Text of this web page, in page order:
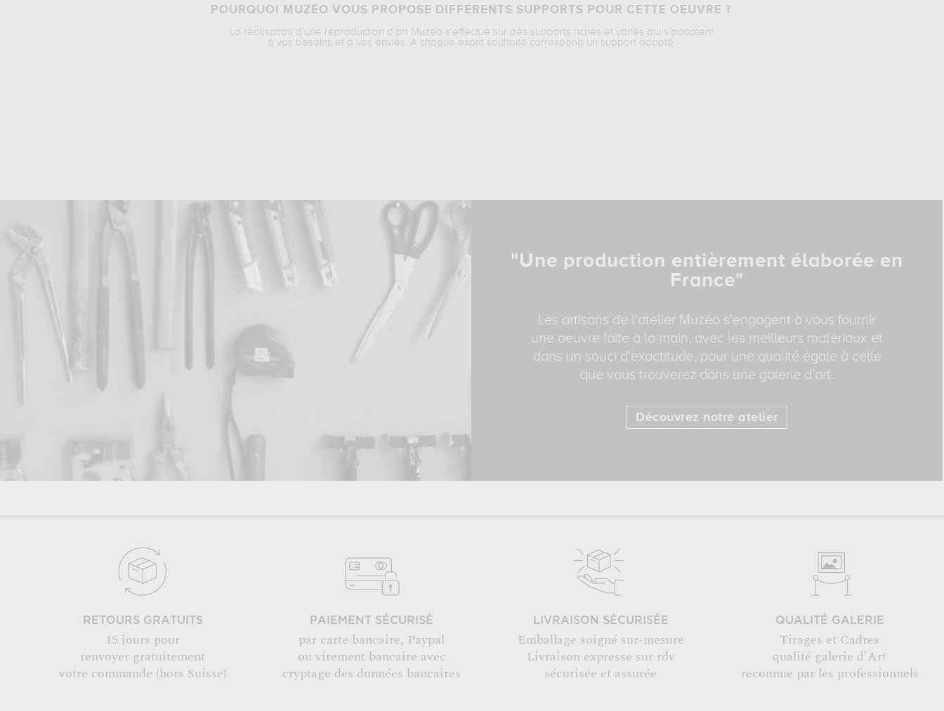
POURQUOI MUZÉO VOUS PROPOSE DIFFÉRENTS SUPPORTS POUR CETTE OEUVRE ?
La réalisation d’une reproduction d’art Muzéo s’effectue sur des supports riches et variés qui s’adaptent
à vos besoins et à vos envies. A chaque esprit souhaité correspond un support adapté.
"Une production entièrement élaborée en
France"
Les artisans de l'atelier Muzéo s'engagent à vous fournir
une oeuvre faite à la main, avec les meilleurs matériaux et
dans un souci d'exactitude, pour une qualité égale à celle
que vous trouverez dans une galerie d'art.
Découvrez notre atelier
RETOURS GRATUITS
15 jours pour
renvoyer gratuitement
votre commande (hors Suisse)
PAIEMENT SÉCURISÉ
par carte bancaire, Paypal
ou virement bancaire avec
cryptage des données bancaires
LIVRAISON SÉCURISÉE
Emballage soigné sur-mesure
Livraison expresse sur rdv
sécurisée et assurée
QUALITÉ GALERIE
Tirages et Cadres
qualité galerie d'Art
reconnue par les professionnels